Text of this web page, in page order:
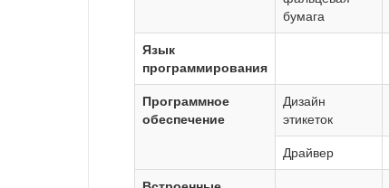
бумага
Язык
программирования
Программное
обеспечение
Дизайн
этикеток
Драйвер